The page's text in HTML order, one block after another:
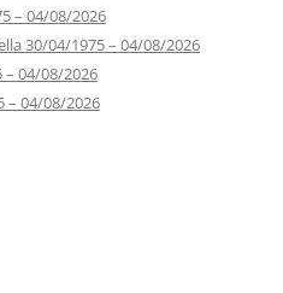
– 04/08/2026
30/04/1975 – 04/08/2026
– 04/08/2026
– 04/08/2026